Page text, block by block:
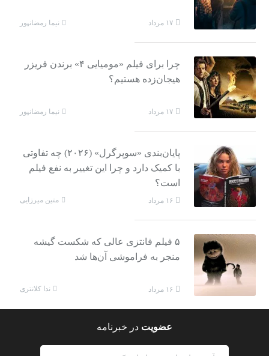
۱۷ مرداد نیما رمضانپور
چرا برای فیلم «مومیایی ۴» برندن فریزر
هیجان‌زده هستیم؟
۱۷ مرداد نیما رمضانپور
پایان‌بندی «سوپرگرل» (۲۰۲۶) چه تفاوتی
با کمیک دارد و چرا این تغییر به نفع فیلم
است؟
۱۶ مرداد متین میرزایی
۵ فیلم فانتزی عالی که شکست گیشه
منجر به فراموشی آن‌ها شد
۱۶ مرداد ندا کلانتری
عضویت در خبرنامه